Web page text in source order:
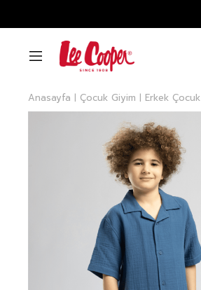
Anasayfa Çocuk Giyim Erkek Çocuk